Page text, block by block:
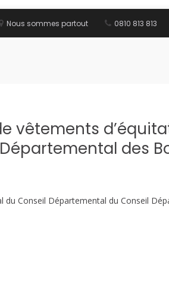
Nous sommes partout 0810 813 813
vêtements
des
Conseil Départemental du Conseil